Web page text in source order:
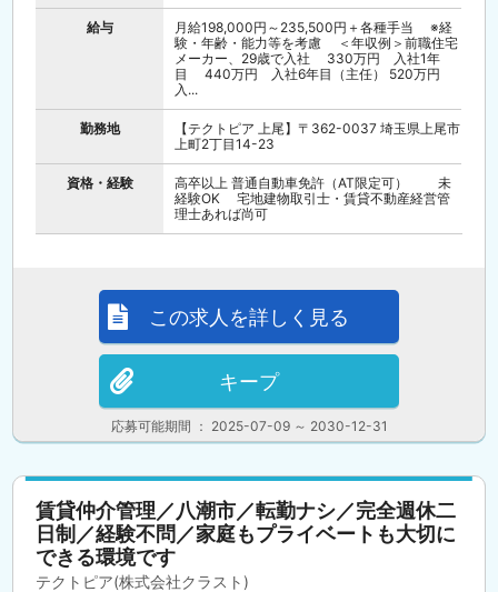
給与
月給198,000円～235,500円＋各種手当 ※経
験・年齢・能力等を考慮 ＜年収例＞前職住宅
メーカー、29歳で入社 330万円 入社1年
目 440万円 入社6年目（主任） 520万円
入...
勤務地
【テクトピア 上尾】〒362-0037 埼玉県上尾市
上町2丁目14-23
資格・経験
高卒以上 普通自動車免許（AT限定可） 未
経験OK 宅地建物取引士・賃貸不動産経営管
理士あれば尚可
応募可能期間 ： 2025-07-09 ～ 2030-12-31
この求人を詳しく見る
キープ
賃貸仲介管理／八潮市／転勤ナシ／完全週休二
日制／経験不問／家庭もプライベートも大切に
できる環境です
テクトピア(株式会社クラスト)